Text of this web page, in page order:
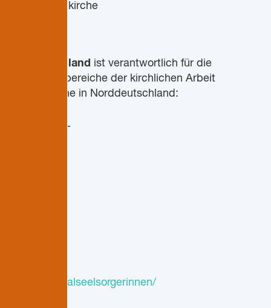
der Nordkirche
ist verantwortlich für die
die Hauptbereiche der kirchlichen Arbeit
Kirche in Norddeutschland:
fuer-festivalseelsorgerinnen/